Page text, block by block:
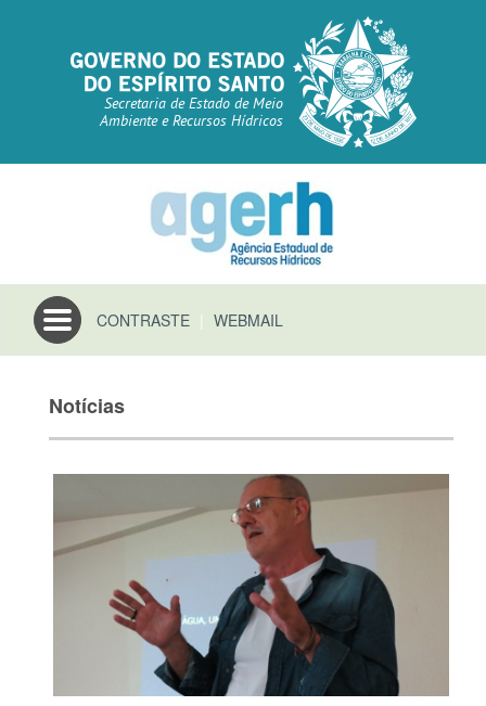
Secretaria de Estado de Meio
Ambiente e Recursos Hídricos
Toggle
navigation
CONTRASTE | WEBMAIL
Notícias